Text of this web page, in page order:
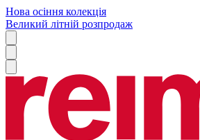
Нова осіння колекція
Великий літній розпродаж